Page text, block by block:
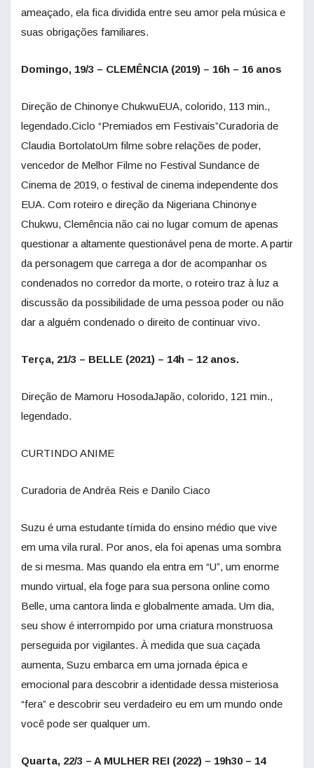
ameaçado, ela fica dividida entre seu amor pela música e
suas obrigações familiares.
Domingo, 19/3 – CLEMÊNCIA (2019) – 16h – 16 anos
Direção de Chinonye ChukwuEUA, colorido, 113 min.,
legendado.Ciclo “Premiados em Festivais”Curadoria de
Claudia BortolatoUm filme sobre relações de poder,
vencedor de Melhor Filme no Festival Sundance de
Cinema de 2019, o festival de cinema independente dos
EUA. Com roteiro e direção da Nigeriana Chinonye
Chukwu, Clemência não cai no lugar comum de apenas
questionar a altamente questionável pena de morte. A partir
da personagem que carrega a dor de acompanhar os
condenados no corredor da morte, o roteiro traz à luz a
discussão da possibilidade de uma pessoa poder ou não
dar a alguém condenado o direito de continuar vivo.
Terça, 21/3 – BELLE (2021) – 14h – 12 anos.
Direção de Mamoru HosodaJapão, colorido, 121 min.,
legendado.
CURTINDO ANIME
Curadoria de Andréa Reis e Danilo Ciaco
Suzu é uma estudante tímida do ensino médio que vive
em uma vila rural. Por anos, ela foi apenas uma sombra
de si mesma. Mas quando ela entra em “U”, um enorme
mundo virtual, ela foge para sua persona online como
Belle, uma cantora linda e globalmente amada. Um dia,
seu show é interrompido por uma criatura monstruosa
perseguida por vigilantes. À medida que sua caçada
aumenta, Suzu embarca em uma jornada épica e
emocional para descobrir a identidade dessa misteriosa
“fera” e descobrir seu verdadeiro eu em um mundo onde
você pode ser qualquer um.
Quarta, 22/3 – A MULHER REI (2022) – 19h30 – 14